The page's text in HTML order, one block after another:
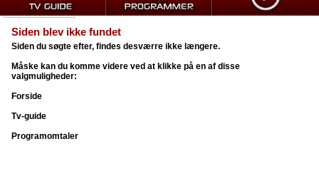
Siden blev ikke fundet
Siden du søgte efter, findes desværre ikke længere.
Måske kan du komme videre ved at klikke på en af disse
valgmuligheder:
Forside
Tv-guide
Programomtaler